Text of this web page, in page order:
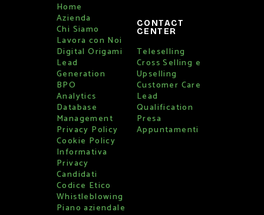
Home
Azienda
Chi Siamo
Lavora con Noi
Digital Origami
Lead
Generation
BPO
Analytics
Database
Management
Privacy Policy
Cookie Policy
Informativa
Privacy
Candidati
Codice Etico
Whistleblowing
Piano aziendale
CONTACT
CENTER
Teleselling
Cross Selling e
Upselling
Customer Care
Lead
Qualification
Presa
Appuntamenti